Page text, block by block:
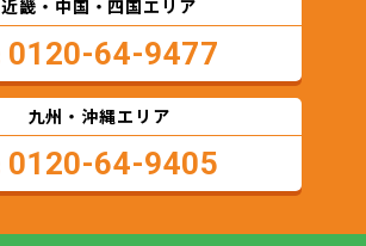
近畿・中国・四国エリア
0120-64-9477
九州・沖縄エリア
0120-64-9405